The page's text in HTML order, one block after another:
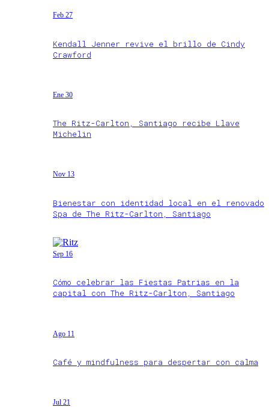
Feb 27
Kendall Jenner revive el brillo de Cindy
Crawford
Ene 30
The Ritz-Carlton, Santiago recibe Llave
Michelin
Nov 13
Bienestar con identidad local en el renovado
Spa de The Ritz-Carlton, Santiago
Sep 16
Cómo celebrar las Fiestas Patrias en la
capital con The Ritz-Carlton, Santiago
Ago 11
Café y mindfulness para despertar con calma
Jul 21